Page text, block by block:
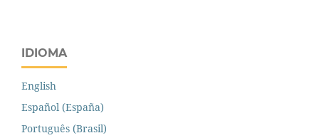
IDIOMA
English
Español (España)
Português (Brasil)